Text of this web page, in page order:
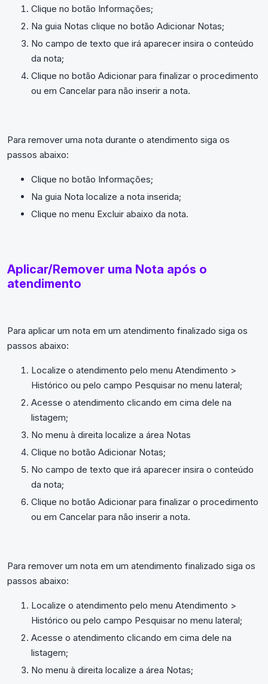
Clique no botão Informações;
Na guia Notas clique no botão Adicionar Notas;
No campo de texto que irá aparecer insira o conteúdo
da nota;
Clique no botão Adicionar para finalizar o procedimento
ou em Cancelar para não inserir a nota.
Para remover uma nota durante o atendimento siga os
passos abaixo:
Clique no botão Informações;
Na guia Nota localize a nota inserida;
Clique no menu Excluir abaixo da nota.
Aplicar/Remover uma Nota após o
atendimento
Para aplicar um nota em um atendimento finalizado siga os
passos abaixo:
Localize o atendimento pelo menu Atendimento >
Histórico ou pelo campo Pesquisar no menu lateral;
Acesse o atendimento clicando em cima dele na
listagem;
No menu à direita localize a área Notas
Clique no botão Adicionar Notas;
No campo de texto que irá aparecer insira o conteúdo
da nota;
Clique no botão Adicionar para finalizar o procedimento
ou em Cancelar para não inserir a nota.
Para remover um nota em um atendimento finalizado siga os
passos abaixo:
Localize o atendimento pelo menu Atendimento >
Histórico ou pelo campo Pesquisar no menu lateral;
Acesse o atendimento clicando em cima dele na
listagem;
No menu à direita localize a área Notas;